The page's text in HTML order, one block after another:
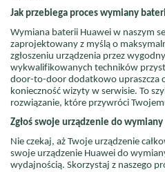
Jak przebiega proces wymiany
Wymiana baterii Huawei w naszym
zaprojektowany z myślą o
zgłoszeniu urządzenia przez
wykwalifikowanych techników
door-to-door dodatkowo upraszcza
konieczność wizyty w serwisie. To
rozwiązanie, które przywróci
Zgłoś swoje urządzenie do
Nie czekaj, aż Twoje urządzenie
swoje urządzenie Huawei do
wydajnością. Skorzystaj z naszego